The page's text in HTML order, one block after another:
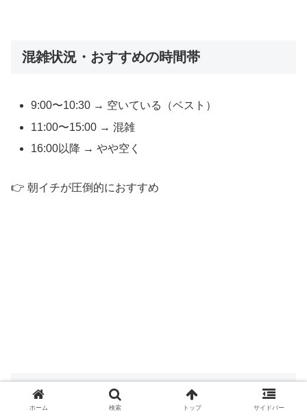
混雑状況・おすすめの時間帯
9:00〜10:30 → 空いている（ベスト）
11:00〜15:00 → 混雑
16:00以降 → やや空く
👉 朝イチが圧倒的におすすめ
ベストシーズン
ホーム 検索 トップ サイドバー